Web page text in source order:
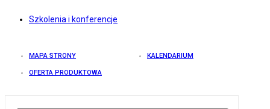
Szkolenia i konferencje
MAPA STRONY KALENDARIUM
OFERTA PRODUKTOWA